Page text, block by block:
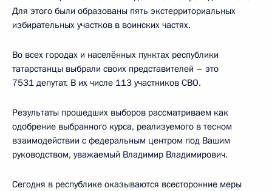
Для этого были образованы пять экстерриториальных
избирательных участков в воинских частях.
Во всех городах и населённых пунктах республики
татарстанцы выбрали своих представителей – это
7531 депутат. В их числе 113 участников СВО.
Результаты прошедших выборов рассматриваем как
одобрение выбранного курса, реализуемого в тесном
взаимодействии с федеральным центром под Вашим
руководством, уважаемый Владимир Владимирович.
Сегодня в республике оказываются всесторонние меры